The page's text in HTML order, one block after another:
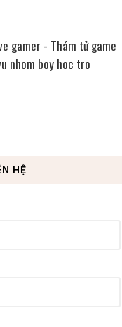
gamer - Thám tử game
nhom boy hoc tro
HỆ